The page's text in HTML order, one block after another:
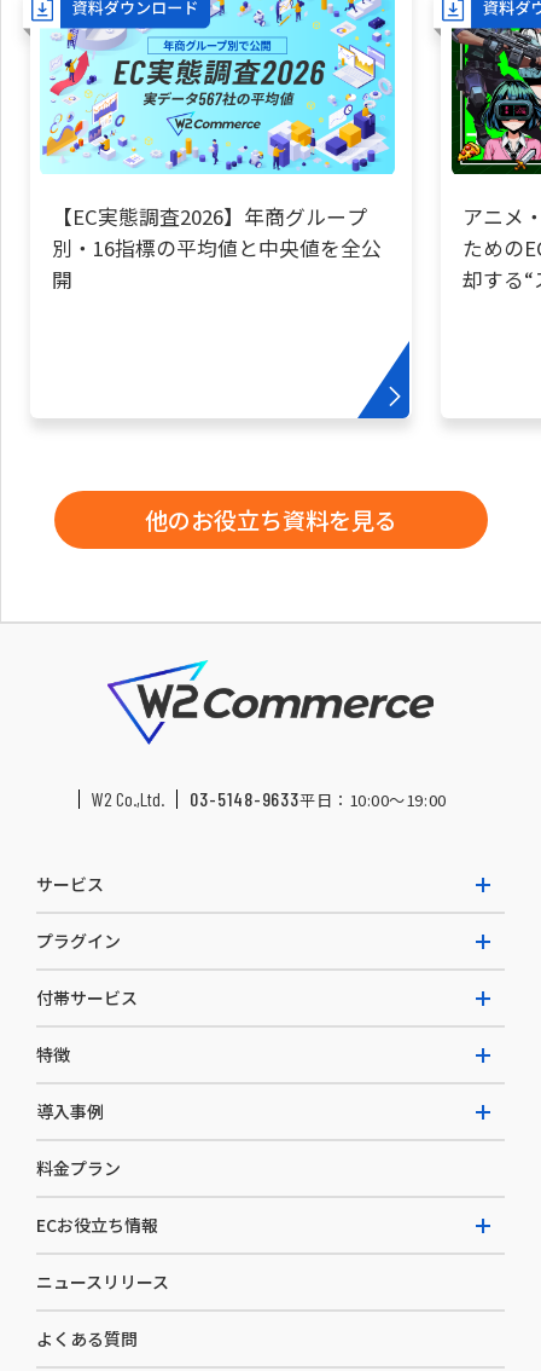
【EC実態調査2026】年商グループ
別・16指標の平均値と中央値を全公
開
アニメ
ための
却する
他のお役立ち資料を見る
W2 Co.,Ltd. 03-5148-9633平日：10:00〜19:00
サービス
W2 Commerce Repeat
W2 Commerce BtoB
W2 Commerce Asia
プラグイン
AI buddy
付帯サービス
EC運用構築支援・運用支援
カスタマーサクセス
セキュリティ
デザイン制作
コンサルティング
特徴
選ばれる理由
開発体制
導入事例
導入企業一覧
料金プラン
ECお役立ち情報
お役立ち資料
ニュースリリース
よくある質問